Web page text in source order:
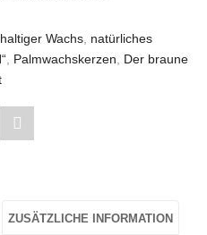
Wachs natürliches
Palmwachskerzen
Der braune
Share
Set
ZUSÄTZLICHE INFORMATION